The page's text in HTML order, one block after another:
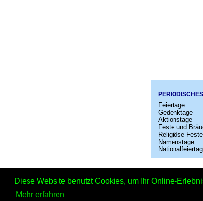
Diese Website benutzt Cookies, um Ihr Online-
Mehr erfahren
PERIODISCHES
Feiertage
Gedenktage
Aktionstage
Feste und
Religiöse Feste
Namenstage